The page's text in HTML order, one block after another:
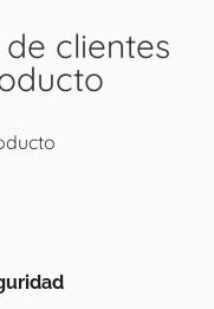
clientes